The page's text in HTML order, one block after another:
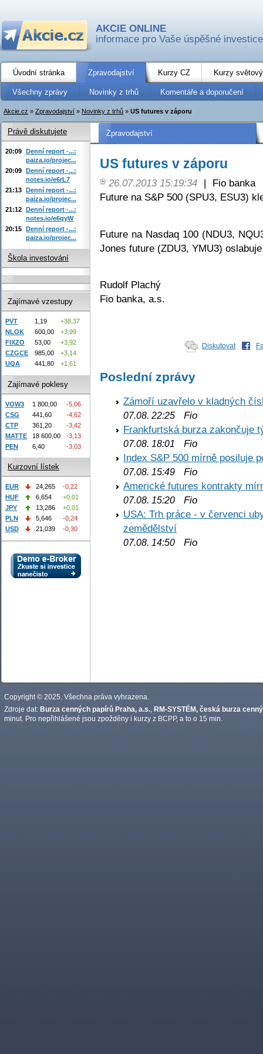
AKCIE ONLINE
informace pro Vaše úspěšné investice
Úvodní stránka Zpravodajství Kurzy CZ Kurzy
Všechny zprávy Novinky z trhů Komentáře a doporučení
Akcie.cz » Zpravodajství » Novinky z trhů » US futures v záporu
Zpravodajství
US futures v záporu
26.07.2013 15:19:34 |
Fio banka
Future na S&P 500 (SPU3, ESU3)
Future na Nasdaq 100 (NDU3,
Jones future (ZDU3, YMU3)
Rudolf Plachý
Fio banka, a.s.
Diskutovat
Poslední zprávy
Zámoří uzavřelo v kladných
07.08. 22:25 Fio
Frankfurtská burza zakončuje
07.08. 18:01
Fio
Index S&P 500 mírně posiluje
07.08. 15:49 Fio
Americké futures kontrakty
07.08. 15:20 Fio
USA: Trh práce - v červenci
zemědělství
07.08. 14:50 Fio
Právě diskutujete
20:09 Denní report -...:
paiza.io/projec...
20:09 Denní report -...:
notes.io/e6rL7
21:13 Denní report -...:
paiza.io/projec...
21:12 Denní report -...:
notes.io/e6qyW
20:15 Denní report -...:
paiza.io/projec...
Škola investování
Zajímavé vzestupy
PVT 1,19
+38,37
NLOK
600,00
+3,99
FIXZO
53,00
+3,92
CZGCE
985,00
+3,14
UQA
441,80 +1,61
Zajímavé poklesy
VOW3 1 800,00
-5,06
CSG
441,60
-4,62
CTP
361,20
-3,42
MATTE
18 600,00
-3,13
PEN
6,40 -3,03
Kurzovní lístek
EUR 24,265
-0,22
HUF
6,654
+0,01
JPY
13,286
+0,01
PLN
5,646
-0,24
USD
21,039 -0,30
Copyright © 2025. Všechna práva vyhrazena.
Zdroje dat: Burza cenných papírů Praha, a.s. RM-SYSTÉM, česká burza
minut. Pro nepřihlášené jsou zpožděny i kurzy z BCPP, a to o 15 min.